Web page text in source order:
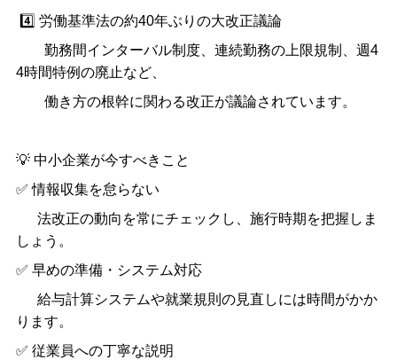
4️⃣ 労働基準法の約40年ぶりの大改正議論
勤務間インターバル制度、連続勤務の上限規制、週4
4時間特例の廃止など、
働き方の根幹に関わる改正が議論されています。
💡 中小企業が今すべきこと
✅ 情報収集を怠らない
法改正の動向を常にチェックし、施行時期を把握しま
しょう。
✅ 早めの準備・システム対応
給与計算システムや就業規則の見直しには時間がかか
ります。
✅ 従業員への丁寧な説明